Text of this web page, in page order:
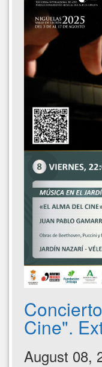
Cine".
August 08,